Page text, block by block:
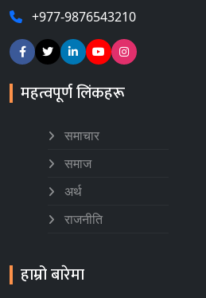
+977-9876543210
महत्वपूर्ण लिंकहरू
समाचार
समाज
अर्थ
राजनीति
हाम्रो बारेमा